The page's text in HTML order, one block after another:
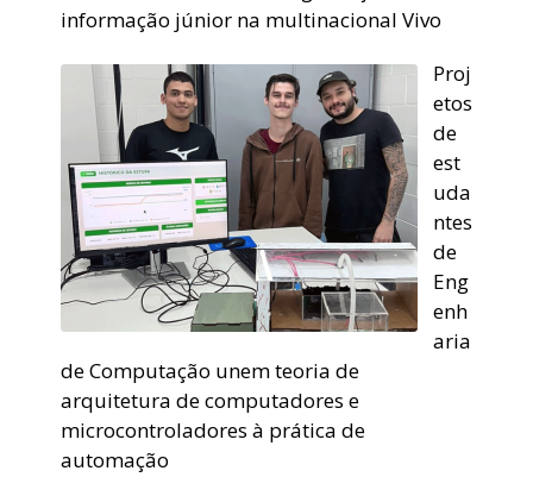
informação júnior na multinacional Vivo
Proj
etos
de
est
uda
ntes
de
Eng
enh
aria
de Computação unem teoria de
arquitetura de computadores e
microcontroladores à prática de
automação